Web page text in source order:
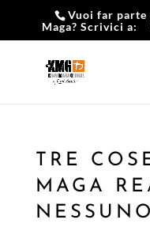
Vuoi far
Maga? Scrivici a:
TRE
MAGA